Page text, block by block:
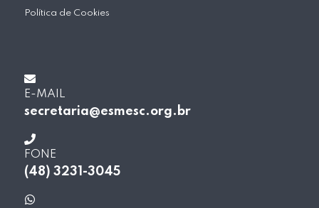
Política de Cookies
E-MAIL
secretaria@esmesc.org.br
FONE
(48) 3231-3045